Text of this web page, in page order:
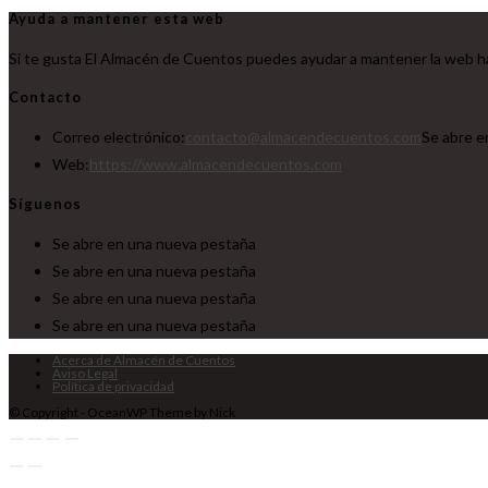
Ayuda a mantener esta web
Si te gusta El Almacén de Cuentos puedes ayudar a mantener la web
Contacto
Correo electrónico:
Se abre
Web:
Síguenos
Se abre en una nueva pestaña
Se abre en una nueva pestaña
Se abre en una nueva pestaña
Se abre en una nueva pestaña
Acerca de Almacén de Cuentos
Aviso Legal
Política de privacidad
© Copyright - OceanWP Theme by Nick